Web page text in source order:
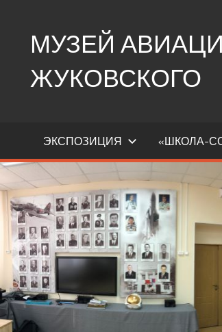
содержимому
МУЗЕЙ
ЖУКОВСКОГО
сайт
на
WordPress
ЭКСПОЗИЦИЯ «ШКОЛА-